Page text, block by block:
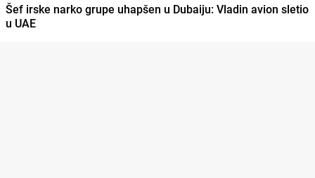
Šef irske narko grupe uhapšen u Dubaiju: Vladin avion sletio
u UAE